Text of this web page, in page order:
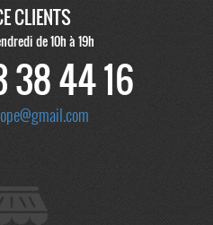
CLIENTS
de 10h à 19h
38 44 16